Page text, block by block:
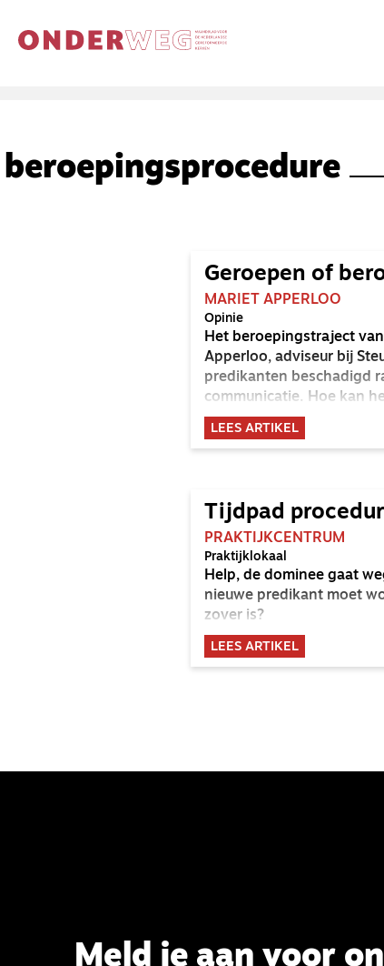
beroepingsprocedure
Geroepen of
MARIET APPERLOO
Opinie
Het beroepingstraject
Apperloo, adviseur bij
predikanten beschadigd
communicatie. Hoe kan
LEES ARTIKEL
Tijdpad
PRAKTIJKCENTRUM
Praktijklokaal
Help, de dominee gaat
nieuwe predikant moet
zover is?
LEES ARTIKEL
Meld je aan voor